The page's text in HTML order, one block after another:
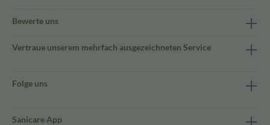
Bewerte uns
Vertraue unserem mehrfach ausgezeichneten Service
Folge uns
Sanicare App